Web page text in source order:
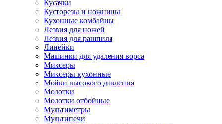
Кусачки
Кусторезы и ножницы
Кухонные комбайны
Лезвия для ножей
Лезвия для рашпиля
Линейки
Машинки для удаления ворса
Миксеры
Миксеры кухонные
Мойки высокого давления
Молотки
Молотки отбойные
Мультиметры
Мультипечи